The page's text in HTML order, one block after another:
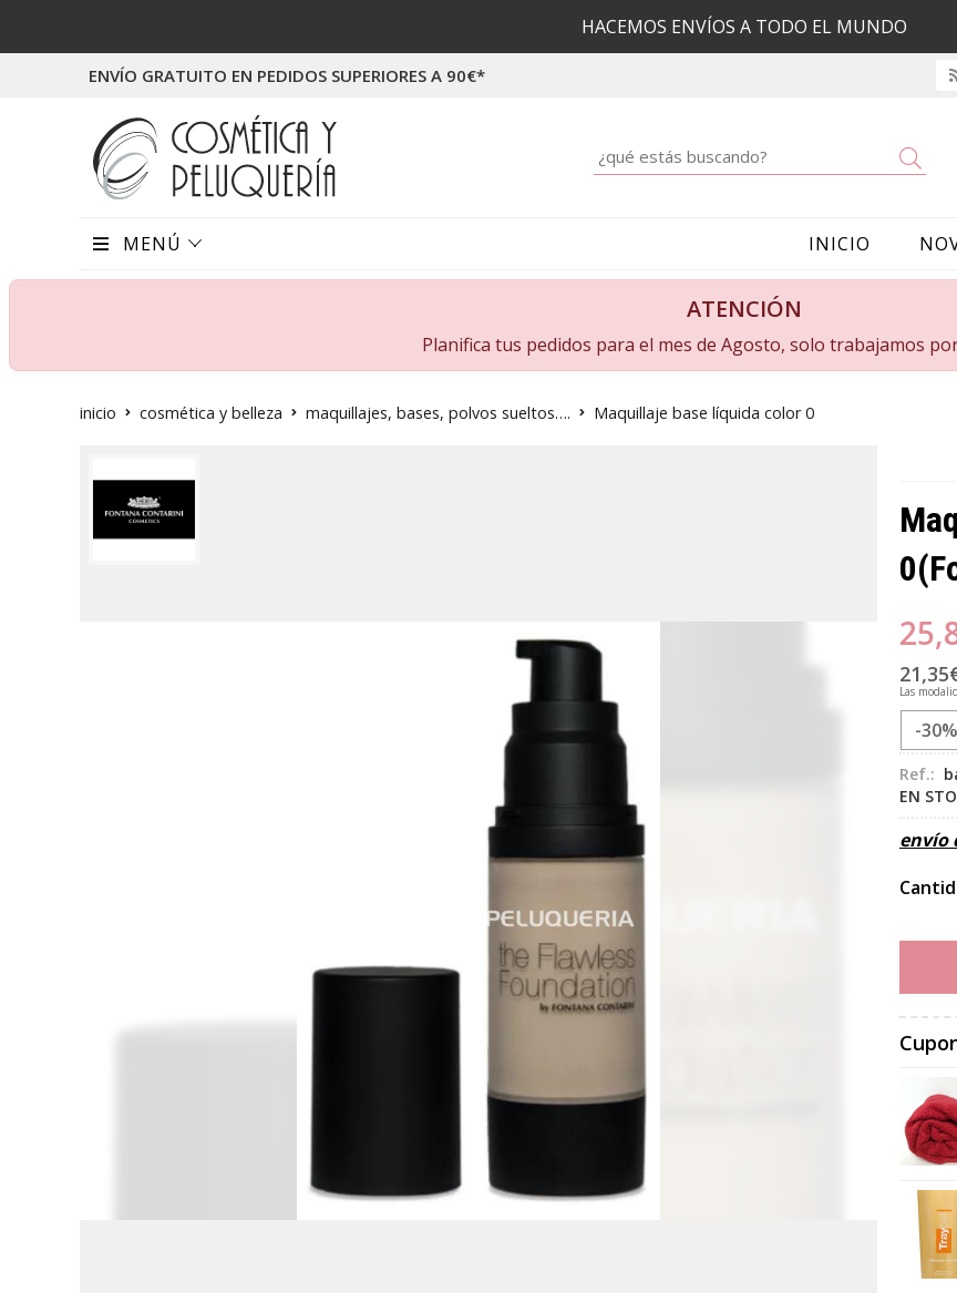
HACEMOS ENVÍOS A TODO EL MUNDO
ENVÍO GRATUITO EN PEDIDOS SUPERIORES A 90€*
MENÚ INICIO
ATENCIÓN
Planifica tus pedidos para el mes de Agosto, solo trabajamos
inicio cosmética y belleza maquillajes, bases, polvos sueltos…. Maquillaje base líquida color 0
0
21,35
Las
-30%
Ref.:
EN
envío